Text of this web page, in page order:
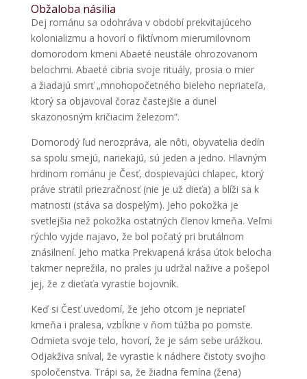
Obžaloba násilia
Dej románu sa odohráva v období prekvitajúceho
kolonializmu a hovorí o fiktívnom mierumilovnom
domorodom kmeni Abaeté neustále ohrozovanom
belochmi. Abaeté cibria svoje rituály, prosia o mier
a žiadajú smrť „mnohopočetného bieleho nepriateľa,
ktorý sa objavoval čoraz častejšie a dunel
skazonosným kričiacim železom“.
Domorodý ľud nerozpráva, ale nôti, obyvatelia dedín
sa spolu smejú, nariekajú, sú jeden a jedno. Hlavným
hrdinom románu je Česť, dospievajúci chlapec, ktorý
práve stratil priezračnosť (nie je už dieťa) a blíži sa k
matnosti (stáva sa dospelým). Jeho pokožka je
svetlejšia než pokožka ostatných členov kmeňa. Veľmi
rýchlo vyjde najavo, že bol počatý pri brutálnom
znásilnení. Jeho matka Prekvapená krása útok belocha
takmer neprežila, no prales ju udržal nažive a pošepol
jej, že z dieťaťa vyrastie bojovník.
Keď si Česť uvedomí, že jeho otcom je nepriateľ
kmeňa i pralesa, vzbĺkne v ňom túžba po pomste.
Odmieta svoje telo, hovorí, že je sám sebe urážkou.
Odjakživa sníval, že vyrastie k nádhere čistoty svojho
spoločenstva. Trápi sa, že žiadna femína (žena)